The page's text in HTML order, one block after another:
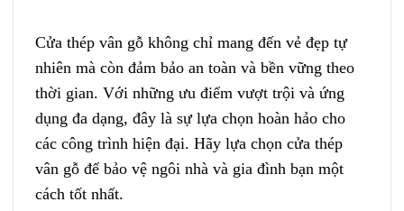
Cửa thép vân gỗ không chỉ mang đến vẻ đẹp tự
nhiên mà còn đảm bảo an toàn và bền vững theo
thời gian. Với những ưu điểm vượt trội và ứng
dụng đa dạng, đây là sự lựa chọn hoàn hảo cho
các công trình hiện đại. Hãy lựa chọn cửa thép
vân gỗ để bảo vệ ngôi nhà và gia đình bạn một
cách tốt nhất.